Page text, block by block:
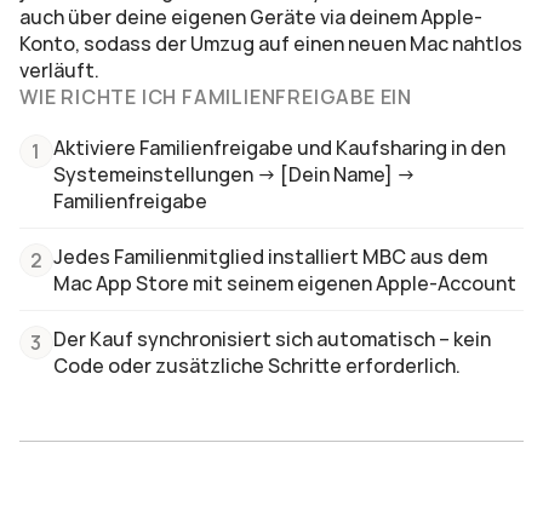
auch über deine eigenen Geräte via deinem Apple-
Konto, sodass der Umzug auf einen neuen Mac nahtlos
verläuft.
WIE RICHTE ICH FAMILIENFREIGABE EIN
1 Aktiviere Familienfreigabe und Kaufsharing in den
Systemeinstellungen → [Dein Name] →
Familienfreigabe
2 Jedes Familienmitglied installiert MBC aus dem
Mac App Store mit seinem eigenen Apple-Account
3 Der Kauf synchronisiert sich automatisch – kein
Code oder zusätzliche Schritte erforderlich.